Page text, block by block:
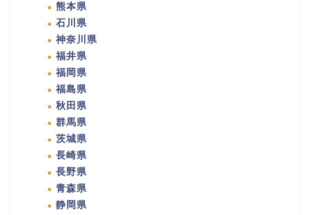
熊本県
石川県
神奈川県
福井県
福岡県
福島県
秋田県
群馬県
茨城県
長崎県
長野県
青森県
静岡県